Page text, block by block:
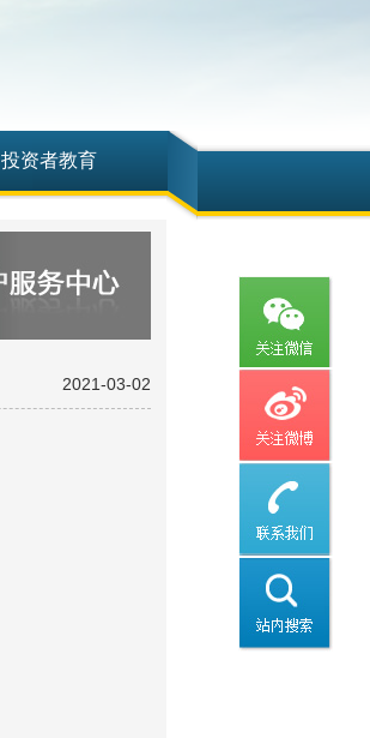
投资者教育
2021-03-02